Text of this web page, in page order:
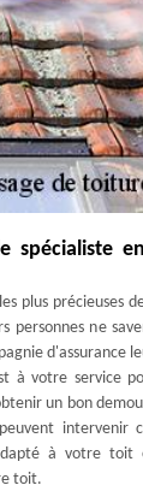
spécialiste
plus précieuses
personnes ne
d'assurance
à votre service
un bon
intervenir
à votre toit
toit.